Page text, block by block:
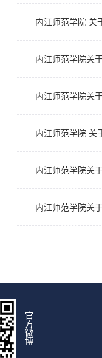
内江师范学院 关
内江师范学院关
内江师范学院关
内江师范学院 关
内江师范学院关
内江师范学院关
官
方
微
博